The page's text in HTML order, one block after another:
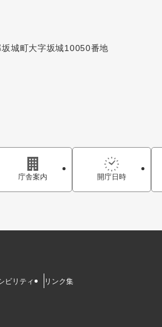
城町大字坂城10050番地
庁舎案内 開庁日時
ビリティ リンク集